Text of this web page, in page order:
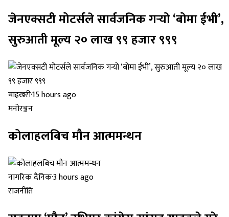
जेनएक्सटी मोटर्सले सार्वजनिक गर्‍यो ‘बोमा ईभी’,
सुरुआती मूल्य २० लाख ९९ हजार ९९९
बाह्रखरी·15 hours ago
मनोरञ्जन
कोलाहलबिच मौन आत्ममन्थन
नागरिक दैनिक·3 hours ago
राजनीति